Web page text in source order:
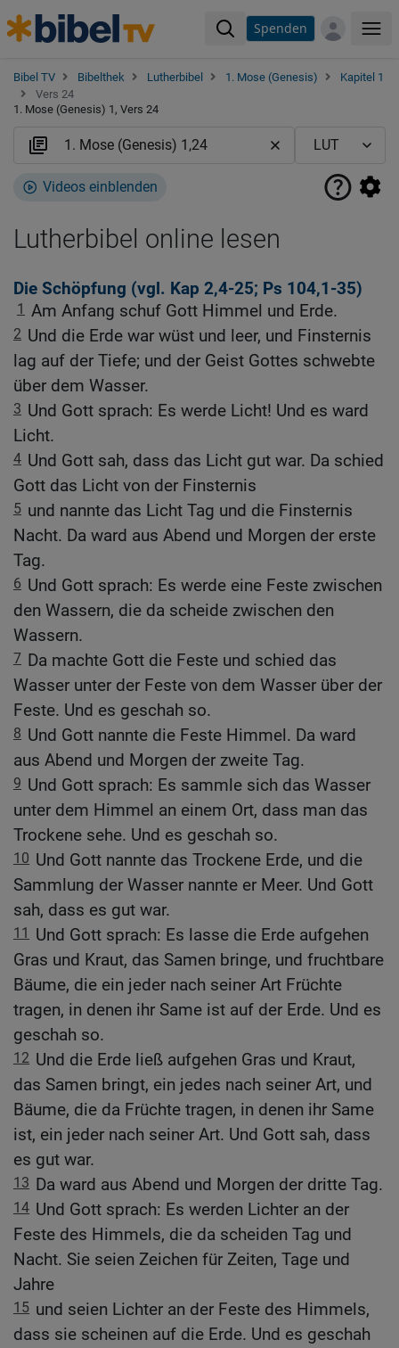
Spenden
Bibel TV Bibelthek Lutherbibel 1. Mose (Genesis)
Kapitel 1
Vers 24
1. Mose (Genesis) 1, Vers 24
Videos einblenden
Lutherbibel online lesen
Die Schöpfung (vgl. Kap 2,4-25; Ps 104,1-35)
1 Am Anfang schuf Gott Himmel und Erde.
2 Und die Erde war wüst und leer, und Finsternis
lag auf der Tiefe; und der Geist Gottes schwebte
über dem Wasser.
3 Und Gott sprach: Es werde Licht! Und es ward
Licht.
4 Und Gott sah, dass das Licht gut war. Da schied
Gott das Licht von der Finsternis
5 und nannte das Licht Tag und die Finsternis
Nacht. Da ward aus Abend und Morgen der erste
Tag.
6 Und Gott sprach: Es werde eine Feste zwischen
den Wassern, die da scheide zwischen den
Wassern.
7 Da machte Gott die Feste und schied das
Wasser unter der Feste von dem Wasser über der
Feste. Und es geschah so.
8 Und Gott nannte die Feste Himmel. Da ward
aus Abend und Morgen der zweite Tag.
9 Und Gott sprach: Es sammle sich das Wasser
unter dem Himmel an einem Ort, dass man das
Trockene sehe. Und es geschah so.
10 Und Gott nannte das Trockene Erde, und die
Sammlung der Wasser nannte er Meer. Und Gott
sah, dass es gut war.
11
Und Gott sprach: Es lasse die Erde aufgehen
Gras und Kraut, das Samen bringe, und fruchtbare
Bäume, die ein jeder nach seiner Art Früchte
tragen, in denen ihr Same ist auf der Erde. Und es
geschah so.
12 Und die Erde ließ aufgehen Gras und Kraut,
das Samen bringt, ein jedes nach seiner Art, und
Bäume, die da Früchte tragen, in denen ihr Same
ist, ein jeder nach seiner Art. Und Gott sah, dass
es gut war.
13 Da ward aus Abend und Morgen der dritte Tag.
14 Und Gott sprach: Es werden Lichter an der
Feste des Himmels, die da scheiden Tag und
Nacht. Sie seien Zeichen für Zeiten, Tage und
Jahre
15 und seien Lichter an der Feste des Himmels,
dass sie scheinen auf die Erde. Und es geschah